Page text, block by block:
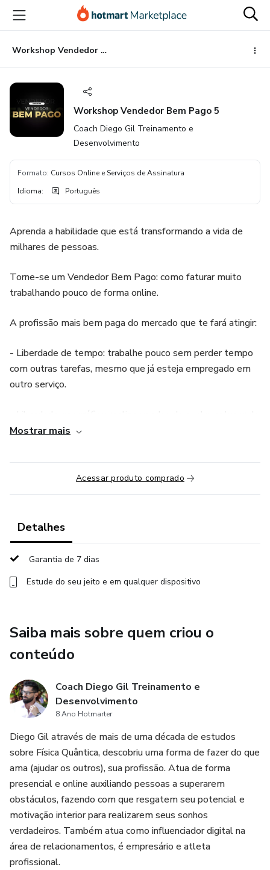
para
conteúdo
principal
para
pagamento
para
rodapé
Workshop Vendedor Bem Pago 5
Workshop Vendedor Bem Pago 5
Coach Diego Gil Treinamento e
Desenvolvimento
Formato: Cursos Online e Serviços de Assinatura
Idioma: Português
Aprenda a habilidade que está transformando a vida de
milhares de pessoas.
Torne-se um Vendedor Bem Pago: como faturar muito
trabalhando pouco de forma online.
A profissão mais bem paga do mercado que te fará atingir:
- Liberdade de tempo: trabalhe pouco sem perder tempo
com outras tarefas, mesmo que já esteja empregado em
outro serviço.
mundo. Você só precisa de um celular ou computador com
para fazer suas vendas.
- Liberdade financeira: ganhe altas comissões por vendas
com as demandas depois da venda.
Programação Workshop Vendedor Bem Pago
Marque na sua agenda.
Mostrar mais
Acessar produto comprado
Detalhes
Garantia de 7 dias
Estude do seu jeito e em qualquer dispositivo
Saiba mais sobre quem criou o
conteúdo
Coach Diego Gil Treinamento e
Desenvolvimento
8 Ano Hotmarter
Diego Gil através de mais de uma década de estudos
sobre Física Quântica, descobriu uma forma de fazer do que
ama (ajudar os outros), sua profissão. Atua de forma
presencial e online auxiliando pessoas a superarem
obstáculos, fazendo com que resgatem seu potencial e
motivação interior para realizarem seus sonhos
verdadeiros. Também atua como influenciador digital na
área de relacionamentos, é empresário e atleta
profissional.